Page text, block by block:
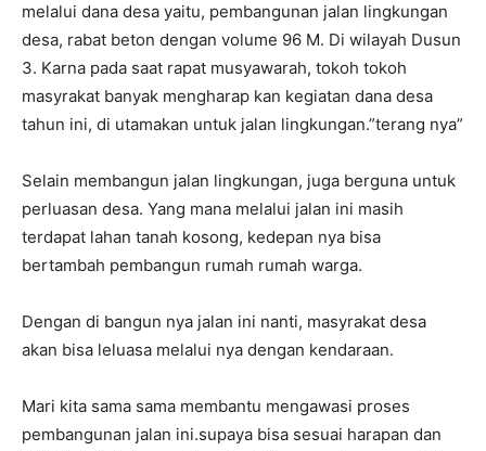
melalui dana desa yaitu, pembangunan jalan lingkungan
desa, rabat beton dengan volume 96 M. Di wilayah Dusun
3. Karna pada saat rapat musyawarah, tokoh tokoh
masyrakat banyak mengharap kan kegiatan dana desa
tahun ini, di utamakan untuk jalan lingkungan.”terang nya”
Selain membangun jalan lingkungan, juga berguna untuk
perluasan desa. Yang mana melalui jalan ini masih
terdapat lahan tanah kosong, kedepan nya bisa
bertambah pembangun rumah rumah warga.
Dengan di bangun nya jalan ini nanti, masyrakat desa
akan bisa leluasa melalui nya dengan kendaraan.
Mari kita sama sama membantu mengawasi proses
pembangunan jalan ini.supaya bisa sesuai harapan dan